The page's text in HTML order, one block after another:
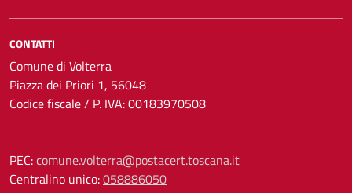
CONTATTI
Comune di Volterra
Piazza dei Priori 1, 56048
Codice fiscale / P. IVA: 00183970508
PEC:comune.volterra@postacert.toscana.it
Centralino unico:058886050